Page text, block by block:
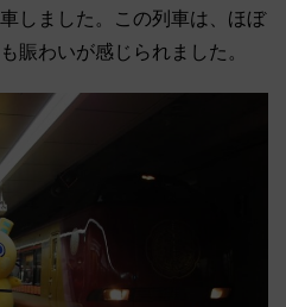
しました。この列車は、ほぼ
賑わいが感じられました。